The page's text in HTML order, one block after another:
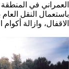
العمراني في
باستعمال النقل
الاقفال، وازالة